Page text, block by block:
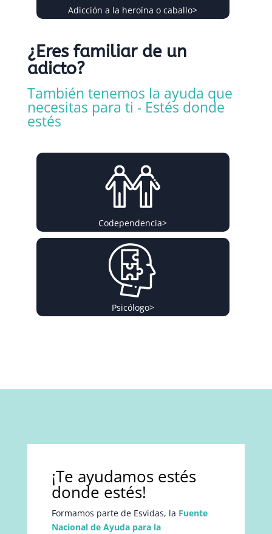
Adicción a la heroína o caballo>
¿Eres familiar de un
adicto?
También tenemos la ayuda que
necesitas para ti - Estés donde
estés
Codependencia>
Psicólogo>
¡Te ayudamos estés
donde estés!
Formamos parte de Esvidas, la Fuente
Nacional de Ayuda para la